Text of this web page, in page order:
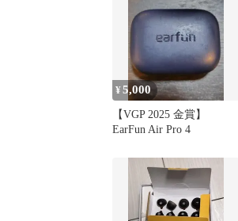
¥5,000
【VGP 2025 金賞】
EarFun Air Pro 4